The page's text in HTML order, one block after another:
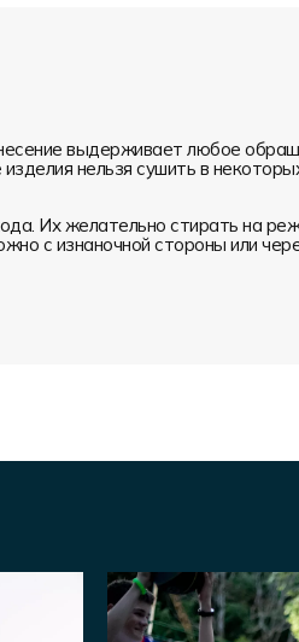
выдерживает любое
нельзя сушить в
Их желательно стирать на
с изнаночной стороны или